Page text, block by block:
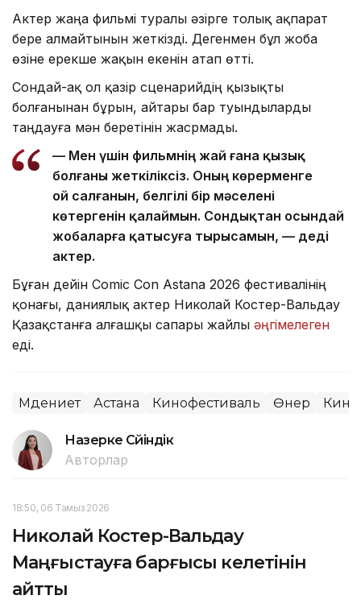
Актер жаңа фильмі туралы әзірге толық ақпарат
бере алмайтынын жеткізді. Дегенмен бұл жоба
өзіне ерекше жақын екенін атап өтті.
Сондай-ақ ол қазір сценарийдің қызықты
болғанынан бұрын, айтары бар туындыларды
таңдауға мән беретінін жасрмады.
— Мен үшін фильмнің жай ғана қызық
болғаны жеткіліксіз. Оның көрерменге
ой салғанын, белгілі бір мәселені
көтергенін қалаймын. Сондықтан осындай
жобаларға қатысуға тырысамын, — деді
актер.
Бұған дейін Comic Con Astana 2026 фестивалінің
қонағы, даниялық актер Николай Костер-Вальдау
Қазақстанға алғашқы сапары жайлы әңгімелеген
еді.
Мәдениет Астана Кинофестиваль Өнер Кино
Назерке Сүйіндік
Авторлар
18:50, 06 Тамыз 2026
Николай Костер-Вальдау
Маңғыстауға барғысы келетінін
айтты